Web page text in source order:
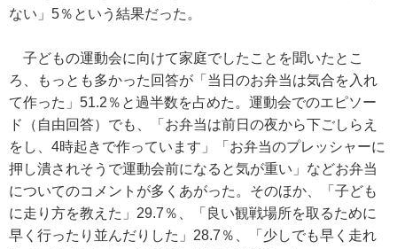
ない」5％という結果だった。
子どもの運動会に向けて家庭でしたことを聞いたとこ
ろ、もっとも多かった回答が「当日のお弁当は気合を入れ
て作った」51.2％と過半数を占めた。運動会でのエピソー
ド（自由回答）でも、「お弁当は前日の夜から下ごしらえ
をし、4時起きで作っています」「お弁当のプレッシャーに
押し潰されそうで運動会前になると気が重い」などお弁当
についてのコメントが多くあがった。そのほか、「子ども
に走り方を教えた」29.7％、「良い観戦場所を取るために
早く行ったり並んだりした」28.7％、「少しでも早く走れ